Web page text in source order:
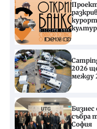
2026
между
събра
София